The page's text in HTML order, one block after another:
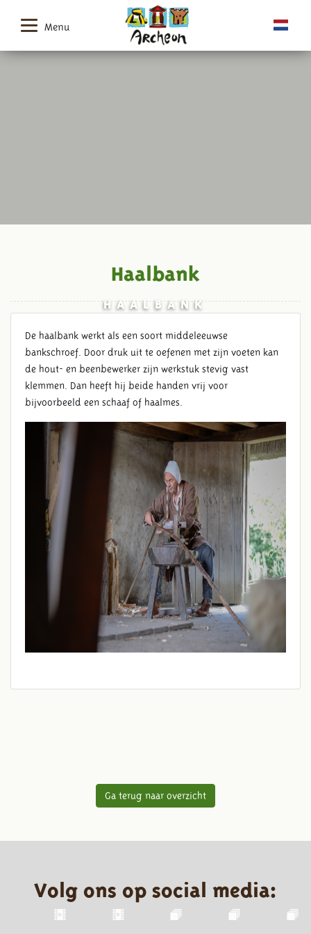
Menu
HAALBANK
Haalbank
De haalbank werkt als een soort middeleeuwse
bankschroef. Door druk uit te oefenen met zijn voeten kan
de hout- en beenbewerker zijn werkstuk stevig vast
klemmen. Dan heeft hij beide handen vrij voor
bijvoorbeeld een schaaf of haalmes.
Ga terug naar overzicht
Volg ons op social media: